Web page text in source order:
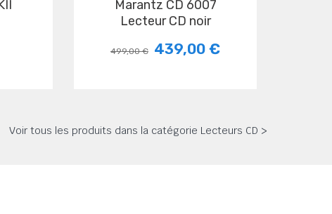
Marantz CD 6007
Lecteur CD noir
499,00 € 439,00 €
Voir tous les produits dans la catégorie Lecteurs CD >